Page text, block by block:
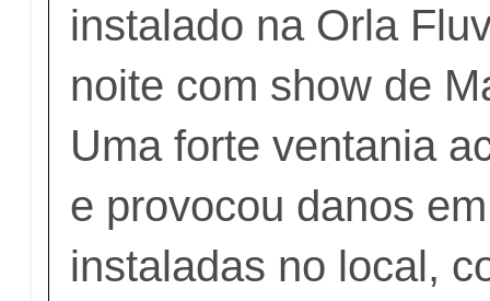
instalado na Orla
noite com show de
Uma forte ventania
e provocou danos
instaladas no local,